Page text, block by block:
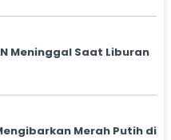
Meninggal Saat Liburan
Merah Putih di